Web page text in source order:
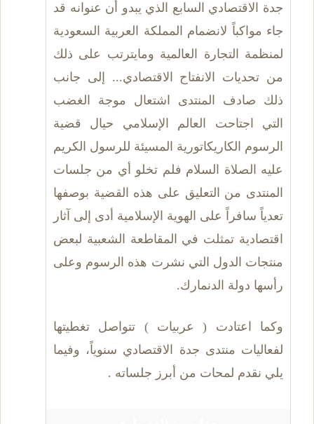
جدة الاقتصادي السابع الذي يبدو أن عنوانه قد
جاء مواكباً لانضمام المملكة العربية السعودية
لمنظمة التجارة العالمية ومايترتب على ذلك
من تحديات الانفتاح الاقتصادي... إلى جانب
ذلك صادف المنتدى اشتعال موجة الغضب
التي اجتاحت العالم الإسلامي حيال قضية
الرسوم الكاريكاتورية المسيئة للرسول الكريم
عليه الصلاة السلام فلم تخلو أي من جلسات
المنتدى من التعليق على هذه القضية بوصفها
تعدياً سافراً على الهوية الإسلامية أدى إلى آثار
اقتصادية تمثلت في المقاطعة الشعبية لبعض
منتجات الدول التي نشرت هذه الرسوم وعلى
رأسها دولة الدنمارك.
وكما اعتادت ( عربيات ) تتواصل تغطيتها
لفعاليات منتدى جدة الاقتصادي سنوياً، وفيما
يلي نقدم لمحات من أبرز جلساته .